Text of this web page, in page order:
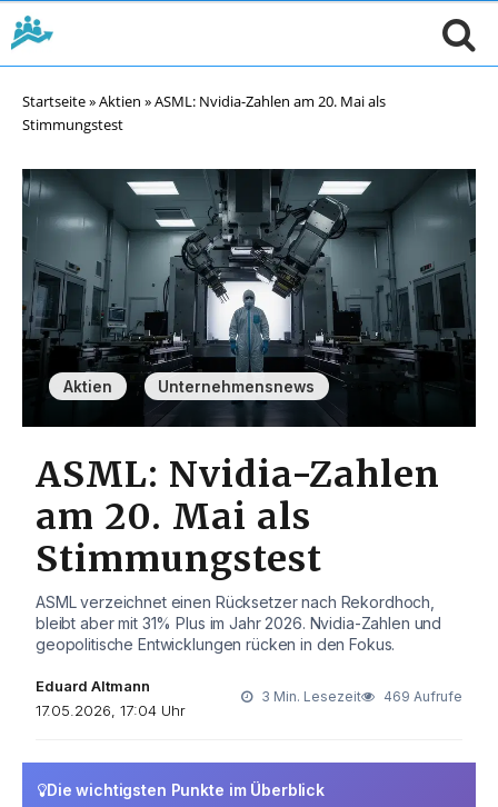
Startseite»Aktien »ASML: Nvidia-Zahlen am 20. Mai als
Stimmungstest
Aktien Unternehmensnews
ASML: Nvidia-Zahlen
am 20. Mai als
Stimmungstest
ASML verzeichnet einen Rücksetzer nach Rekordhoch,
bleibt aber mit 31% Plus im Jahr 2026. Nvidia-Zahlen und
geopolitische Entwicklungen rücken in den Fokus.
Eduard Altmann
17.05.2026, 17:04 Uhr
3 Min. Lesezeit 469 Aufrufe
Die wichtigsten Punkte im Überblick